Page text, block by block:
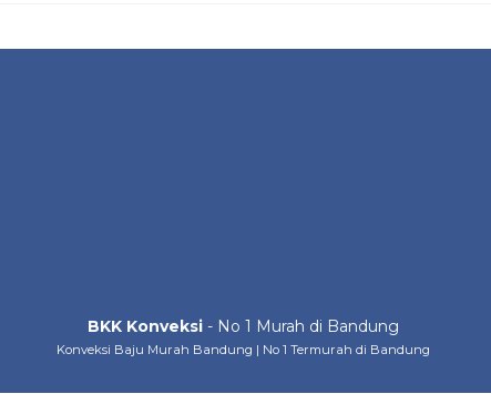
BKK Konveksi- No 1 Murah di Bandung
Konveksi Baju Murah Bandung | No 1 Termurah di Bandung